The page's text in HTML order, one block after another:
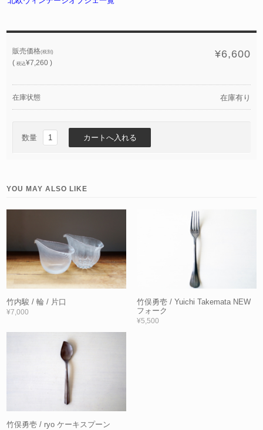
販売価格(税別)
(税込¥7,260 )
¥6,600
在庫状態 在庫有り
数量
YOU MAY ALSO LIKE
竹内駿 / 輪 / 片口
¥7,000
竹俣勇壱 / Yuichi Takemata NEW
フォーク
¥5,500
竹俣勇壱 / ryo ケーキスプーン